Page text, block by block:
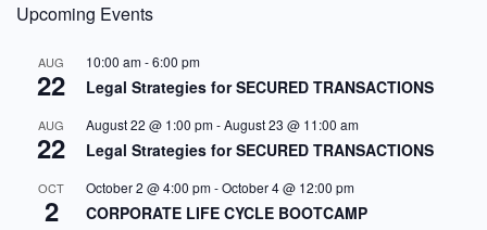
Upcoming Events
AUG
22
10:00 am-6:00 pm
Legal Strategies for SECURED TRANSACTIONS
AUG
22
August 22 @ 1:00 pm-August 23 @ 11:00 am
Legal Strategies for SECURED TRANSACTIONS
OCT
2
October 2 @ 4:00 pm-October 4 @ 12:00 pm
CORPORATE LIFE CYCLE BOOTCAMP